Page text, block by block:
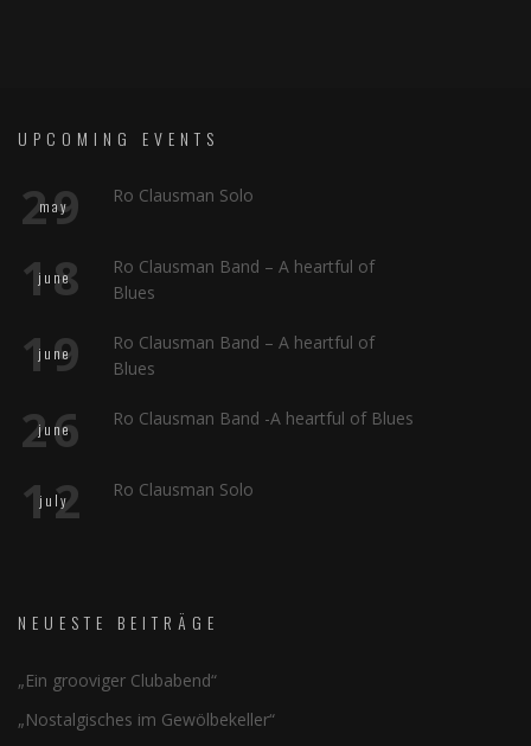
UPCOMING EVENTS
29
may Ro Clausman Solo
18
june
Ro Clausman Band – A heartful of
Blues
19
june
Ro Clausman Band – A heartful of
Blues
26
june Ro Clausman Band -A heartful of Blues
12
july Ro Clausman Solo
NEUESTE BEITRÄGE
„Ein grooviger Clubabend“
„Nostalgisches im Gewölbekeller“